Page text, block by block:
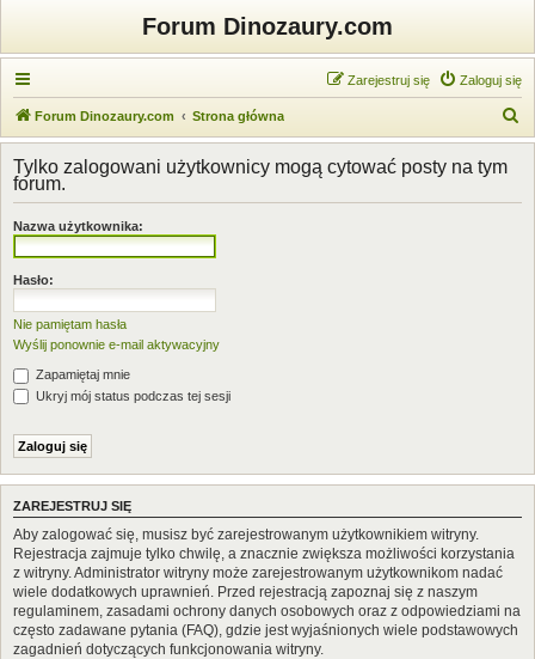
Forum Dinozaury.com
Zaloguj się
Zarejestruj się
Forum Dinozaury.com Strona główna
z
k
Tylko zalogowani użytkownicy mogą cytować posty na tym
forum.
Nazwa użytkownika:
Hasło:
Nie pamiętam hasła
Wyślij ponownie e-mail aktywacyjny
Zapamiętaj mnie
Ukryj mój status podczas tej sesji
ZAREJESTRUJ SIĘ
Aby zalogować się, musisz być zarejestrowanym użytkownikiem witryny.
Rejestracja zajmuje tylko chwilę, a znacznie zwiększa możliwości korzystania
z witryny. Administrator witryny może zarejestrowanym użytkownikom nadać
wiele dodatkowych uprawnień. Przed rejestracją zapoznaj się z naszym
regulaminem, zasadami ochrony danych osobowych oraz z odpowiedziami na
często zadawane pytania (FAQ), gdzie jest wyjaśnionych wiele podstawowych
zagadnień dotyczących funkcjonowania witryny.